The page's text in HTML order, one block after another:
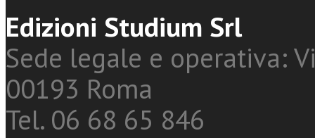
Edizioni Studium Srl
Sede legale e operativa:
00193 Roma
Tel. 06 68 65 846